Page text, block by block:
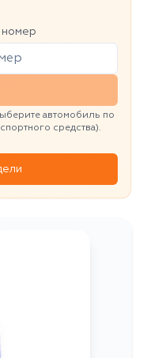
номер
автомобиль по
средства).